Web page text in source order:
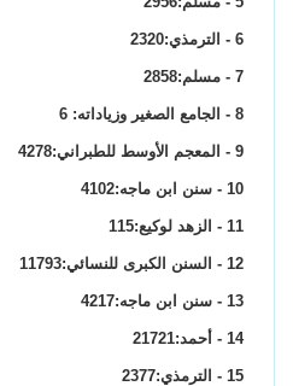
6 - الترمذي:2320
7 - مسلم:2858
8 - الجامع الصغير وزياداته: 6
9 - المعجم الأوسط للطبراني:4278
10 - سنن ابن ماجه:4102
11 - الزهد لوكيع:115
12 - السنن الكبرى للنسائي:11793
13 - سنن ابن ماجه:4217
14 - أحمد:21721
15 - الترمذي:2377